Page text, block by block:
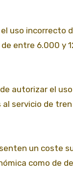
uso incorrecto
entre 6.000 y
autorizar el uso
servicio de
un coste
como de